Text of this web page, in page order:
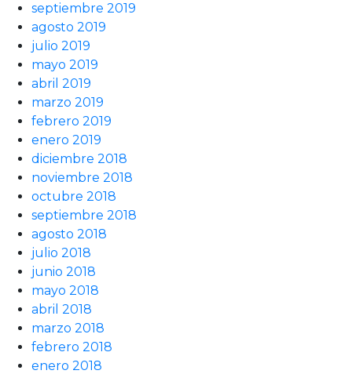
septiembre 2019
agosto 2019
julio 2019
mayo 2019
abril 2019
marzo 2019
febrero 2019
enero 2019
diciembre 2018
noviembre 2018
octubre 2018
septiembre 2018
agosto 2018
julio 2018
junio 2018
mayo 2018
abril 2018
marzo 2018
febrero 2018
enero 2018